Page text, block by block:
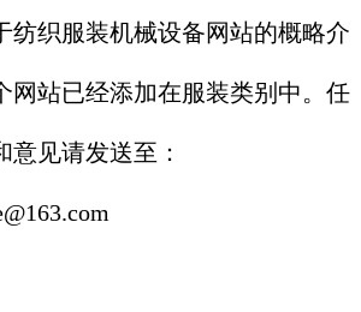
纺织服装机械设备网站的概略介
网站已经添加在服装类别中。任
意见请发送至：